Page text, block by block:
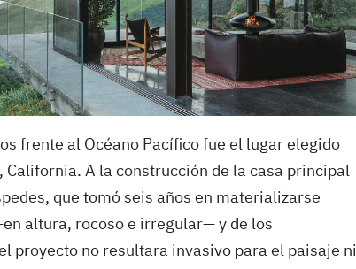
frente al Océano Pacífico fue el lugar elegido
A la construcción de la casa principal
que tomó seis años en materializarse
altura, rocoso e irregular— y de los
proyecto no resultara invasivo para el paisaje ni